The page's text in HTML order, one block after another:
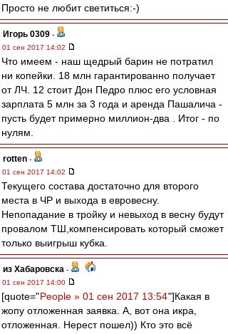
Просто не любит светиться:-)
Игорь 0309 -
01 сен 2017 14:02
Что имеем - наш щедрый барин не потратил
ни копейки. 18 млн гарантированно получает
от ЛЧ. 12 стоит Дон Педро плюс его условная
зарплата 5 млн за 3 года и аренда Пашалича -
пусть будет примерно миллион-два . Итог - по
нулям.
rotten -
01 сен 2017 14:02
Текущего состава достаточно для второго
места в ЧР и выхода в евровесну.
Непопадание в тройку и невыход в весну будут
провалом ТШ,компенсировать который сможет
только выигрыш кубка.
из Хабаровска -
01 сен 2017 14:00
[quote="People » 01 сен 2017 13:54"]Какая в
жопу отложенная заявка. А, вот она икра,
отложенная. Нерест пошел)) Кто это всё